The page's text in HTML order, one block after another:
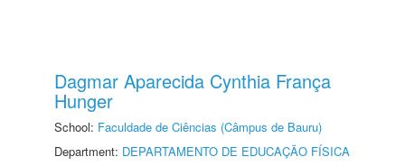
Dagmar Aparecida Cynthia França
Hunger
School: Faculdade de Ciências (Câmpus de Bauru)
Department: DEPARTAMENTO DE EDUCAÇÃO FÍSICA